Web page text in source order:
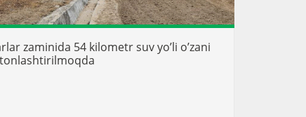
zaminida 54 kilometr suv yoʼli oʼzani